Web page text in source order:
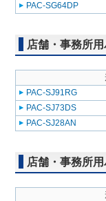
PAC-SG64DP
店舗・事務所
PAC-SJ91RG
PAC-SJ73DS
PAC-SJ28AN
店舗・事務所